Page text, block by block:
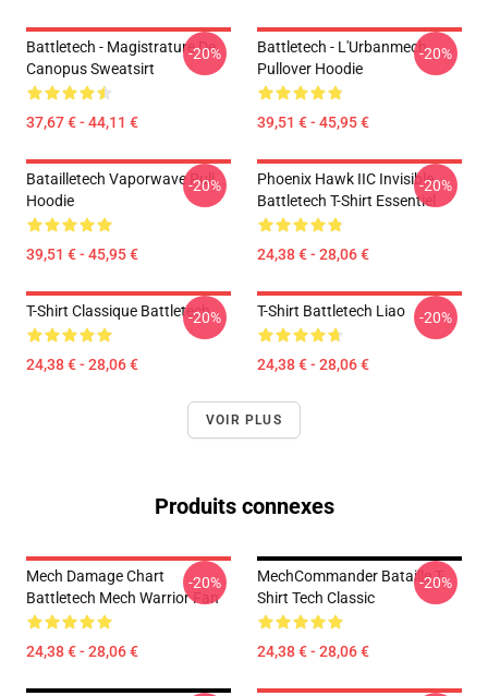
Battletech - Magistrature De
Canopus Sweatsirt
37,67 € - 44,11 €
-20%
Battletech - L'Urbanmech
Pullover Hoodie
39,51 € - 45,95 €
-20%
Batailletech Vaporwave Pull
Hoodie
39,51 € - 45,95 €
-20%
Phoenix Hawk IIC Invisible
Battletech T-Shirt Essentiel
24,38 € - 28,06 €
-20%
T-Shirt Classique Battletech
24,38 € - 28,06 €
-20% T-Shirt Battletech Liao
24,38 € - 28,06 €
-20%
VOIR PLUS
Produits connexes
Mech Damage Chart
Battletech Mech Warrior Fan
24,38 € - 28,06 €
-20%
MechCommander Bataille T-
Shirt Tech Classic
24,38 € - 28,06 €
-20%